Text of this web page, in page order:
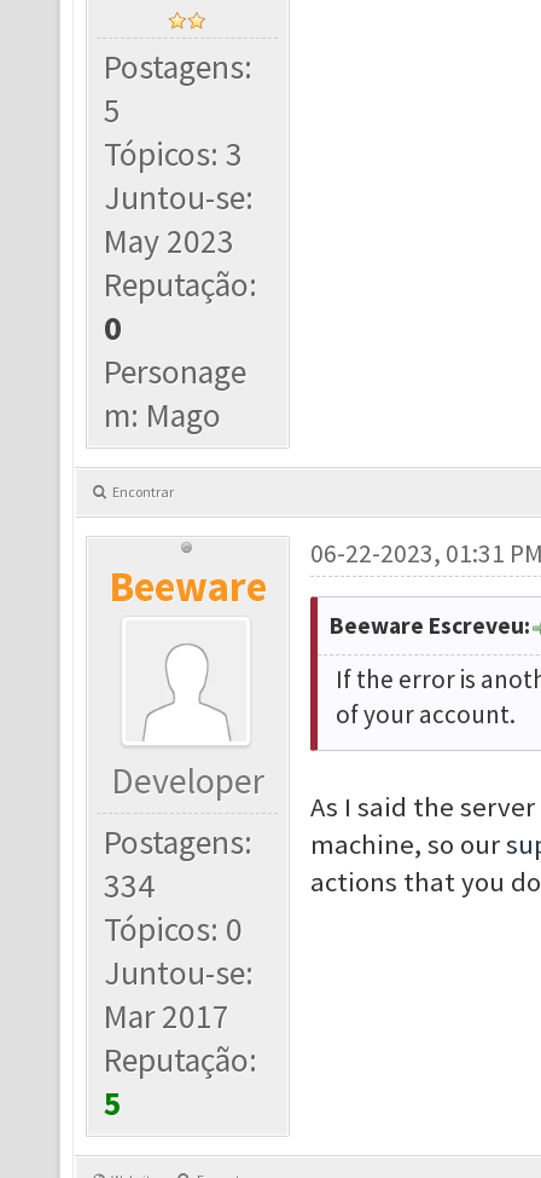
Postagens:
5
Tópicos: 3
Juntou-se:
May 2023
Reputação:
0
Personage
m: Mago
Encontrar
Beeware
Developer
Postagens:
334
Tópicos: 0
Juntou-se:
Mar 2017
Reputação:
5
06-22-2023, 01:31
Beeware Escreveu:
If the error is
of your account.
As I said the
machine, so our
actions that you